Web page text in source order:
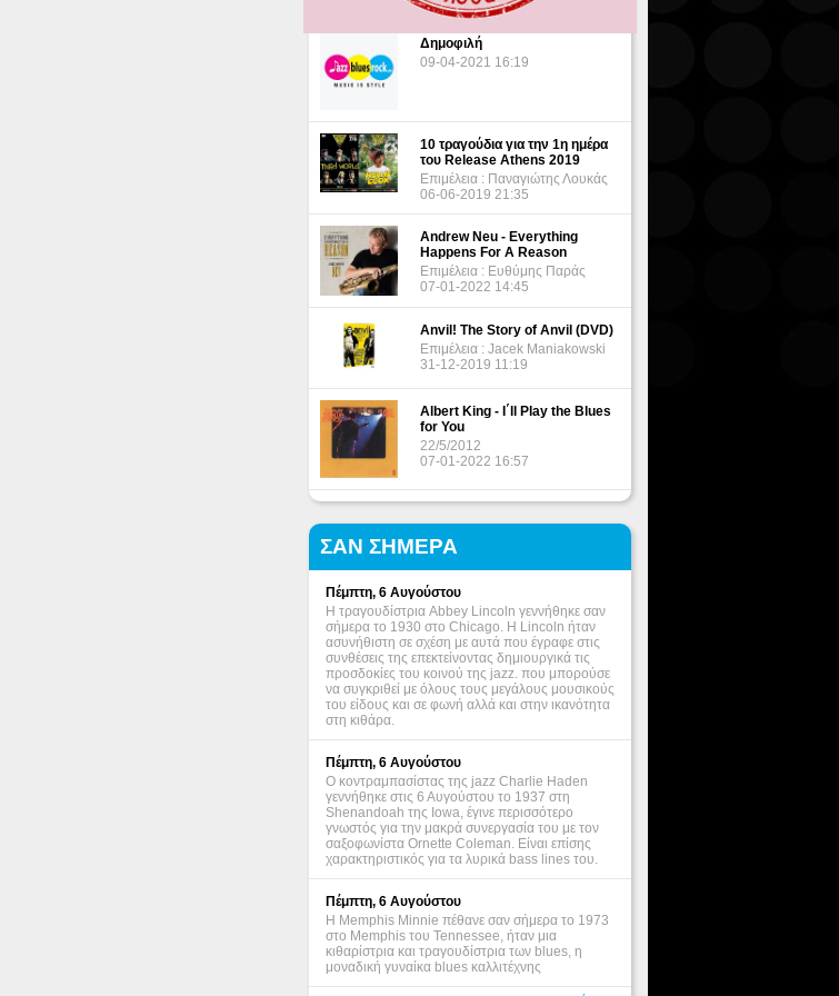
Δημοφιλή
09-04-2021 16:19
10 τραγούδια για την 1η ημέρα
του Release Athens 2019
Επιμέλεια : Παναγιώτης Λουκάς
06-06-2019 21:35
Andrew Neu - Everything
Happens For A Reason
Επιμέλεια : Ευθύμης Παράς
07-01-2022 14:45
Anvil! The Story of Anvil (DVD)
Επιμέλεια : Jacek Maniakowski
31-12-2019 11:19
Albert King - I΄ll Play the Blues
for You
22/5/2012
07-01-2022 16:57
ΣΑΝ ΣΗΜΕΡΑ
Πέμπτη, 6 Αυγούστου
Η τραγουδίστρια Abbey Lincoln γεννήθηκε σαν
σήμερα το 1930 στο Chicago. Η Lincoln ήταν
ασυνήθιστη σε σχέση με αυτά που έγραφε στις
συνθέσεις της επεκτείνοντας δημιουργικά τις
προσδοκίες του κοινού της jazz. που μπορούσε
να συγκριθεί με όλους τους μεγάλους μουσικούς
του είδους και σε φωνή αλλά και στην ικανότητα
στη κιθάρα.
Πέμπτη, 6 Αυγούστου
Ο κοντραμπασίστας της jazz Charlie Haden
γεννήθηκε στις 6 Αυγούστου το 1937 στη
Shenandoah της Iowa, έγινε περισσότερο
γνωστός για την μακρά συνεργασία του με τον
σαξοφωνίστα Ornette Coleman. Είναι επίσης
χαρακτηριστικός για τα λυρικά bass lines του.
Πέμπτη, 6 Αυγούστου
Η Memphis Minnie πέθανε σαν σήμερα το 1973
στο Memphis του Tennessee, ήταν μια
κιθαρίστρια και τραγουδίστρια των blues, η
μοναδική γυναίκα blues καλλιτέχνης